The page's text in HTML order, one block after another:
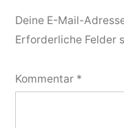
Deine E-Mail-
Erforderliche Felder
Kommentar *